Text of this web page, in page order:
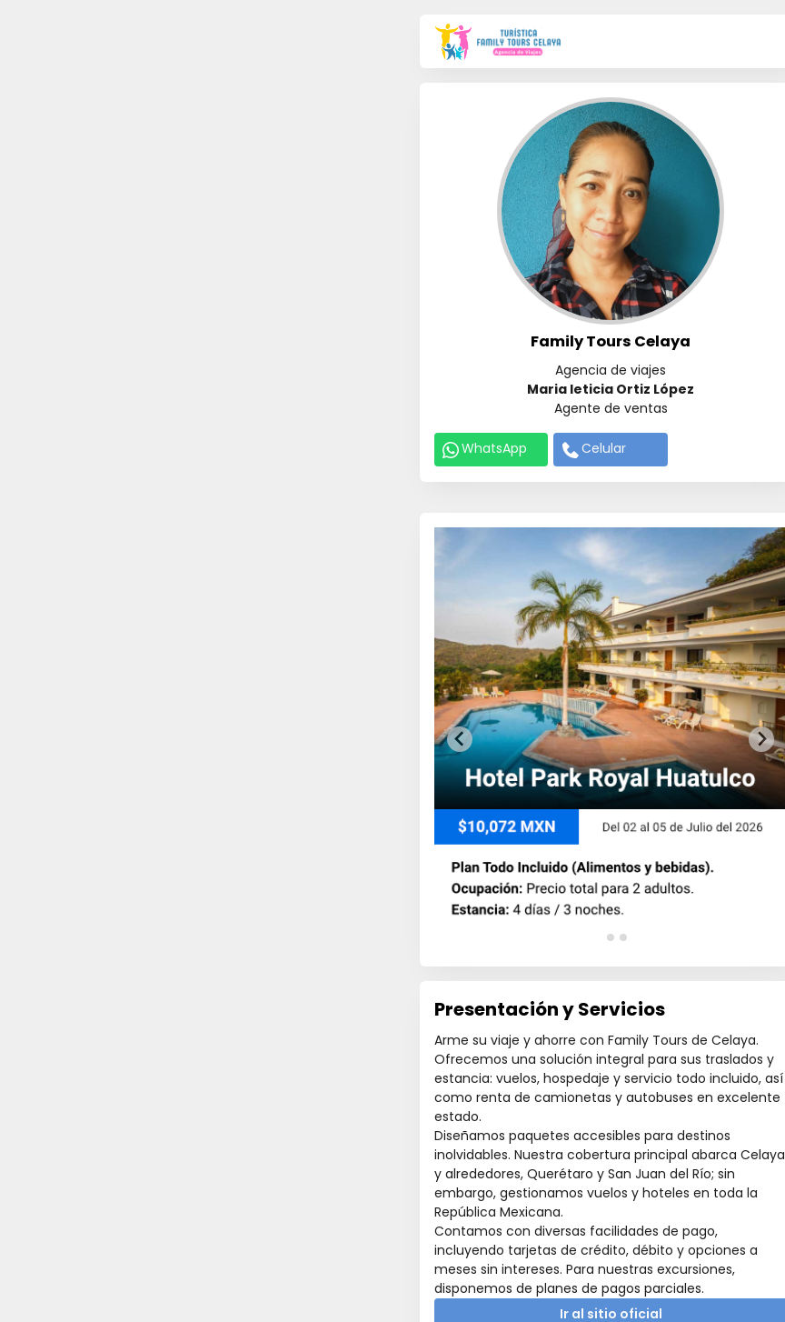
Family Tours Celaya
Agencia de viajes
Maria leticia Ortiz López
Agente de ventas
WhatsApp Celular
Presentación y Servicios
Arme su viaje y ahorre con Family Tours de Celaya.
Ofrecemos una solución integral para sus traslados y
estancia: vuelos, hospedaje y servicio todo incluido, así
como renta de camionetas y autobuses en excelente
estado.
Diseñamos paquetes accesibles para destinos
inolvidables. Nuestra cobertura principal abarca Celaya
y alrededores, Querétaro y San Juan del Río; sin
embargo, gestionamos vuelos y hoteles en toda la
República Mexicana.
Contamos con diversas facilidades de pago,
incluyendo tarjetas de crédito, débito y opciones a
meses sin intereses. Para nuestras excursiones,
disponemos de planes de pagos parciales.
Ir al sitio oficial